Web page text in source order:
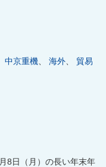
中京重機 海外 貿易
月8日（月）の長い年末年